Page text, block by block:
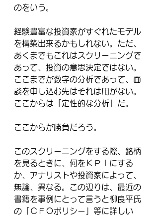
のをいう。
経験豊富な投資家がすぐれたモデル
を構築出来るかもしれない。ただ、
あくまでもこれはスクリーニングで
あって、投資の意思決定ではない。
ここまでが数字の分析であって、面
談を申し込む先はそれは用がない。
ここからは「定性的な分析」だ。
ここからが勝負だろう。
このスクリーニングをする際、銘柄
を見るときに、何をＫＰＩにする
か、アナリストや投資家によって、
無論、異なる。この辺りは、最近の
書籍を事例にとって言うと柳良平氏
の「ＣＦＯポリシー」等に詳しい